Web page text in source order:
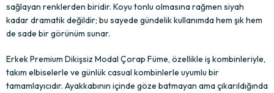
sağlayan renklerden biridir. Koyu tonlu olmasına rağmen siyah
kadar dramatik değildir; bu sayede gündelik kullanımda hem şık hem
de sade bir görünüm sunar.
Erkek Premium Dikişsiz Modal Çorap Füme, özellikle iş kombinleriyle,
takım elbiselerle ve günlük casual kombinlerle uyumlu bir
tamamlayıcıdır. Ayakkabının içinde göze batmayan ama çıkarıldığında